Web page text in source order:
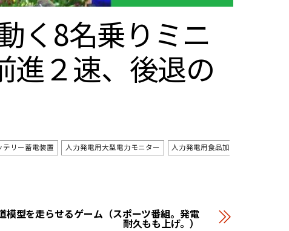
く8名乗りミニ
進２速、後退の
テリー蓄電装置 人力発電用大型電力モニター 人力発電用食品加
模型を走らせるゲーム（スポーツ番組。発電
耐久もも上げ。）